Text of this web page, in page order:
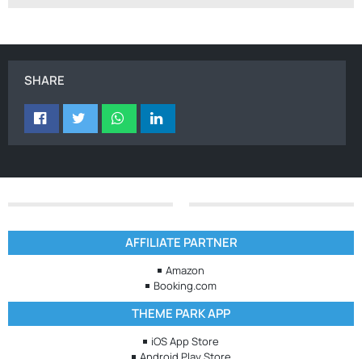
SHARE
AFFILIATE PARTNER
Amazon
Booking.com
THEME PARK APP
iOS App Store